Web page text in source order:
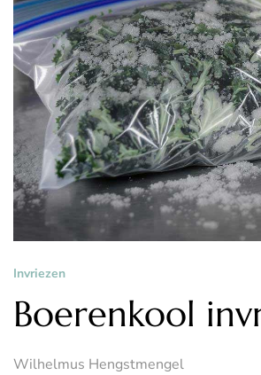
Invriezen
Boerenkool
Wilhelmus Hengstmengel